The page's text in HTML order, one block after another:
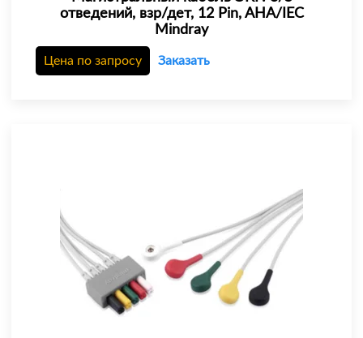
отведений, взр/дет, 12 Pin, AHA/IEC
Mindray
Цена по запросу Заказать